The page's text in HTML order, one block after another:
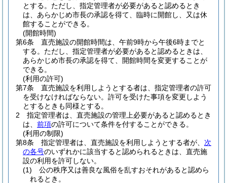
とする。 ただし、指定管理者が必要があると認めるとき
は、あらかじめ市長の承認を得て、臨時に開館し、又は休
館することができる。
(開館時間)
第6条
直売施設の開館時間は、午前9時から午後6時までと
する。 ただし、指定管理者が必要があると認めるときは、
あらかじめ市長の承認を得て、開館時間を変更することが
できる。
(利用の許可)
第7条
直売施設を利用しようとする者は、指定管理者の許可
を受けなければならない。 許可を受けた事項を変更しよう
とするときも同様とする。
2
指定管理者は、直売施設の管理上必要があると認めるとき
は、 前項の許可について条件を付することができる。
(利用の制限)
第8条
指定管理者は、直売施設を利用しようとする者が、 次
の各号のいずれかに該当すると認められるときは、直売施
設の利用を許可しない。
(1)
公の秩序又は善良な風俗を乱すおそれがあると認めら
れるとき。